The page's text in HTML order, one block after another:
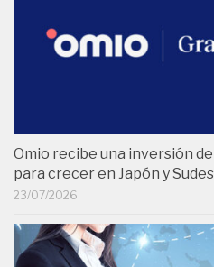
Omio recibe una inversión
para crecer en Japón y
23/07/2026